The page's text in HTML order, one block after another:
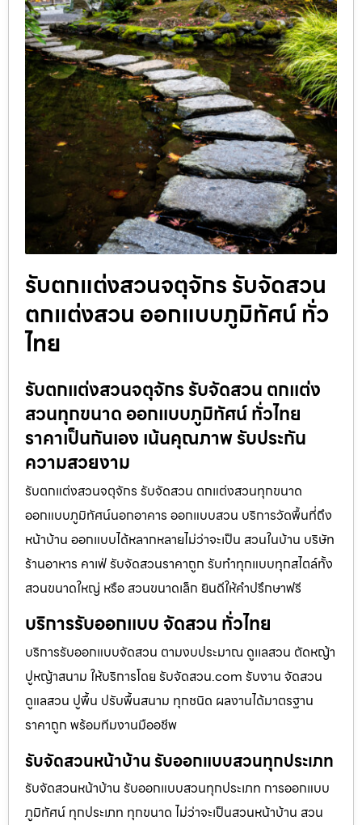
รับตกแต่งสวนจตุจักร รับจัดสวน
ตกแต่งสวน ออกแบบภูมิทัศน์ ทั่ว
ไทย
รับตกแต่งสวนจตุจักร รับจัดสวน ตกแต่ง
สวนทุกขนาด ออกแบบภูมิทัศน์ ทั่วไทย
ราคาเป็นกันเอง เน้นคุณภาพ รับประกัน
ความสวยงาม
รับตกแต่งสวนจตุจักร รับจัดสวน ตกแต่งสวนทุกขนาด
ออกแบบภูมิทัศน์นอกอาคาร ออกแบบสวน บริการวัดพื้นที่ถึง
หน้าบ้าน ออกแบบได้หลากหลายไม่ว่าจะเป็น สวนในบ้าน บริษัท
ร้านอาหาร คาเฟ่ รับจัดสวนราคาถูก รับทำทุกแบบทุกสไตล์ทั้ง
สวนขนาดใหญ่ หรือ สวนขนาดเล็ก ยินดีให้คำปรึกษาฟรี
บริการรับออกแบบ จัดสวน ทั่วไทย
บริการรับออกแบบจัดสวน ตามงบประมาณ ดูเเลสวน ตัดหญ้า
ปูหญ้าสนาม ให้บริการโดย รับจัดสวน.com รับงาน จัดสวน
ดูแลสวน ปูพื้น ปรับพื้นสนาม ทุกชนิด ผลงานได้มาตรฐาน
ราคาถูก พร้อมทีมงานมืออชีพ
รับจัดสวนหน้าบ้าน รับออกแบบสวนทุกประเภท
รับจัดสวนหน้าบ้าน รับออกแบบสวนทุกประเภท การออกแบบ
ภูมิทัศน์ ทุกประเภท ทุกขนาด ไม่ว่าจะเป็นสวนหน้าบ้าน สวน